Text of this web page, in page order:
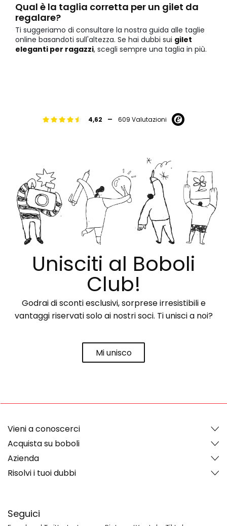
Qual è la taglia corretta per un gilet da
regalare?
Ti suggeriamo di consultare la nostra guida alle taglie
online basandoti sull'altezza. Se hai dubbi sui gilet
eleganti per ragazzi, scegli sempre una taglia in più.
4,62 - 609 Valutazioni
Unisciti al Boboli
Club!
Godrai di sconti esclusivi, sorprese irresistibili e
vantaggi riservati solo ai nostri soci. Ti unisci a noi?
Mi unisco
Seguici
Vieni a conoscerci
Acquista su boboli
Azienda
Risolvi i tuoi dubbi